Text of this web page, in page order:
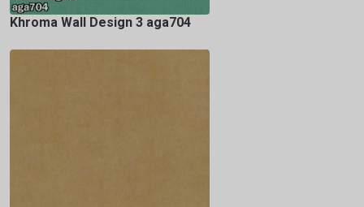
Khroma Wall Design 3 aga704